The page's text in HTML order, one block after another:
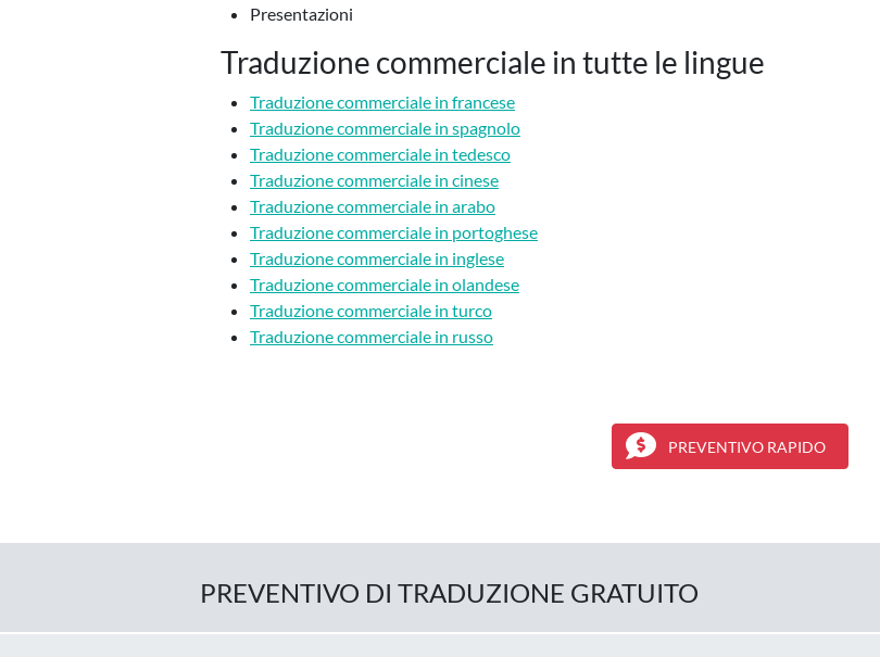
Presentazioni
Traduzione commerciale in tutte le lingue
Traduzione commerciale in francese
Traduzione commerciale in spagnolo
Traduzione commerciale in tedesco
Traduzione commerciale in cinese
Traduzione commerciale in arabo
Traduzione commerciale in portoghese
Traduzione commerciale in inglese
Traduzione commerciale in olandese
Traduzione commerciale in turco
Traduzione commerciale in russo
PREVENTIVO RAPIDO
PREVENTIVO DI TRADUZIONE GRATUITO